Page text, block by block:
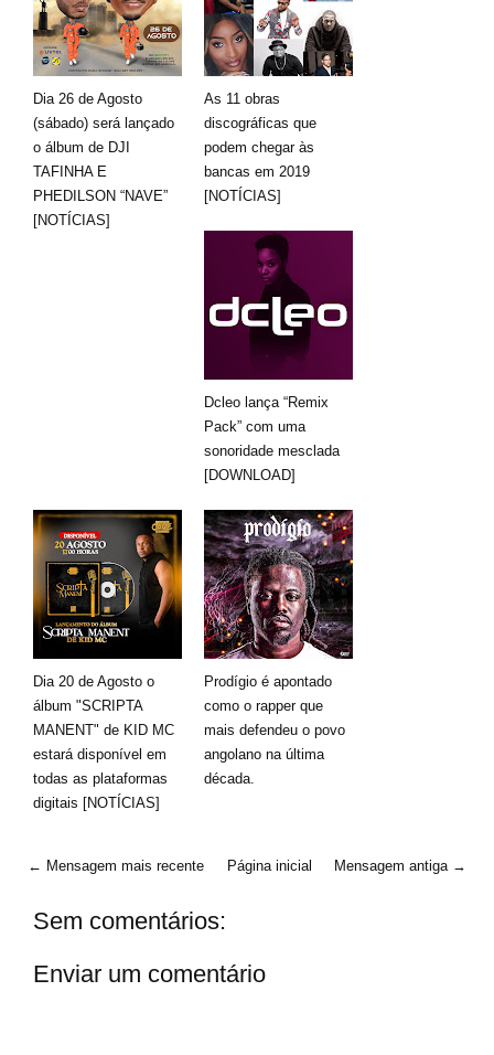
Dia 26 de Agosto
(sábado) será lançado
o álbum de DJI
TAFINHA E
PHEDILSON “NAVE”
[NOTÍCIAS]
As 11 obras
discográficas que
podem chegar às
bancas em 2019
[NOTÍCIAS]
Dcleo lança “Remix
Pack” com uma
sonoridade mesclada
[DOWNLOAD]
Dia 20 de Agosto o
álbum "SCRIPTA
MANENT" de KID MC
estará disponível em
todas as plataformas
digitais [NOTÍCIAS]
Prodígio é apontado
como o rapper que
mais defendeu o povo
angolano na última
década.
← Mensagem mais recente Mensagem antiga →
Página inicial
Sem comentários:
Enviar um comentário